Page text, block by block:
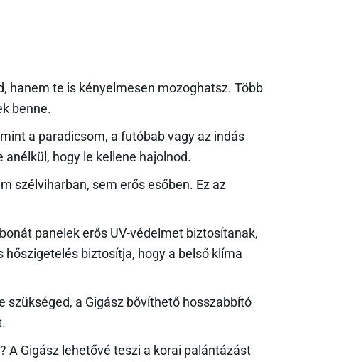
hanem te is kényelmesen mozoghatsz. Több
benne.
a paradicsom, a futóbab vagy az indás
hogy le kellene hajolnod.
szélviharban, sem erős esőben. Ez az
panelek erős UV-védelmet biztosítanak,
biztosítja, hogy a belső klíma
szükséged, a Gigász bővíthető hosszabbító
A Gigász lehetővé teszi a korai palántázást